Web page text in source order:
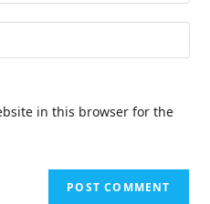
in this browser for the